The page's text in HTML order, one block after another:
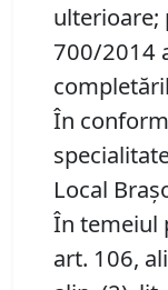
ulterioare;
700/2014
În
Local
În temeiul
art. 106,